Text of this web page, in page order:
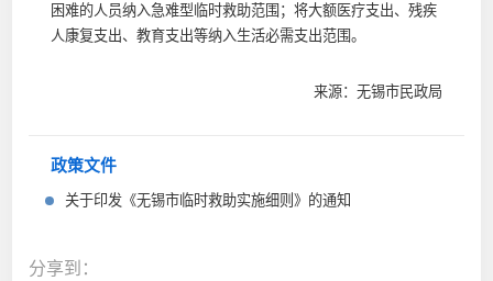
困难的人员纳入急难型临时救助范围；将大额医疗支出、残疾
人康复支出、教育支出等纳入生活必需支出范围。
来源：无锡市民政局
政策文件
关于印发《无锡市临时救助实施细则》的通知
分享到：